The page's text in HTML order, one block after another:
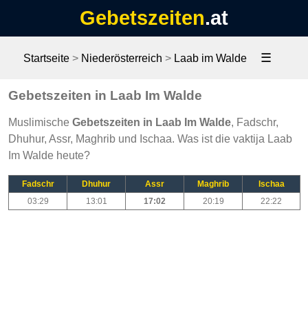
Gebetszeiten.at
Startseite> Niederösterreich > Laab im Walde ☰
Gebetszeiten in Laab Im Walde
Muslimische Gebetszeiten in Laab Im Walde, Fadschr,
Dhuhur, Assr, Maghrib und Ischaa. Was ist die vaktija Laab
Im Walde heute?
Fadschr Dhuhur Assr Maghrib
Ischaa
03:29
13:01 17:02 20:19 22:22